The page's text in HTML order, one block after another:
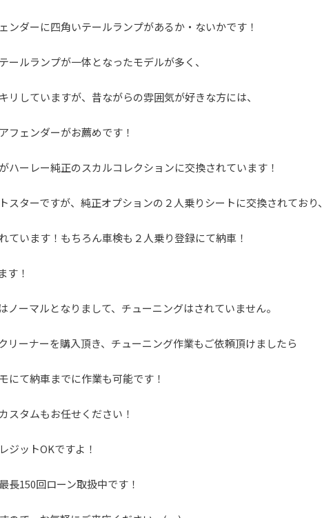
ンダーに四角いテールランプがあるか・ないかです！
ールランプが一体となったモデルが多く、
リしていますが、昔ながらの雰囲気が好きな方には、
フェンダーがお薦めです！
ハーレー純正のスカルコレクションに交換されています！
スターですが、純正オプションの２人乗りシートに交換されており、
ています！もちろん車検も２人乗り登録にて納車！
す！
ノーマルとなりまして、チューニングはされていません。
リーナーを購入頂き、チューニング作業もご依頼頂けましたら
にて納車までに作業も可能です！
スタムもお任せください！
ジットOKですよ！
長150回ローン取扱中です！